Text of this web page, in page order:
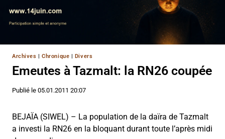
Archives |Chronique | Divers
Emeutes à Tazmalt: la RN26 coupée
Publié le 05.01.2011 20:07
BEJAÏA (SIWEL) – La population de la daïra de Tazmalt
a investi la RN26 en la bloquant durant toute l’après midi